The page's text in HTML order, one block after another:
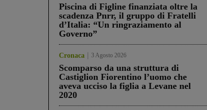
Piscina di Figline finanziata oltre la
scadenza Pnrr, il gruppo di Fratelli
d’Italia: “Un ringraziamento al
Governo”
Cronaca 3 Agosto 2026
Scomparso da una struttura di
Castiglion Fiorentino l’uomo che
aveva ucciso la figlia a Levane nel
2020